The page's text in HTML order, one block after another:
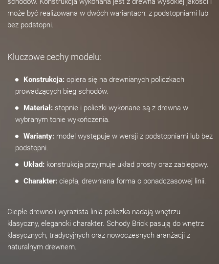
może być realizowana w dwóch wariantach: z podstopniami lub
bez podstopni.
Kluczowe cechy modelu:
Konstrukcja: opiera się na drewnianych policzkach
prowadzących bieg schodów.
Materiał: stopnie i policzki wykonane są z drewna w
wybranym tonie wykończenia.
Warianty: model występuje w wersji z podstopniami lub bez
podstopni.
Układ: konstrukcja przyjmuje układ prosty oraz zabiegowy.
Charakter: ciepła, drewniana forma o ponadczasowej linii.
Ciepłe drewno i wyrazista linia policzka nadają wnętrzu
klasyczny, elegancki charakter. Schody Brick pasują do wnętrz
klasycznych, tradycyjnych oraz nowoczesnych aranżacji z
naturalnym drewnem.